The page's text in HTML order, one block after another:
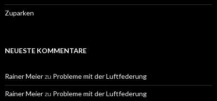
Zuparken
NEUESTE KOMMENTARE
Rainer Meierzu Probleme mit der Luftfederung
Rainer Meierzu Probleme mit der Luftfederung